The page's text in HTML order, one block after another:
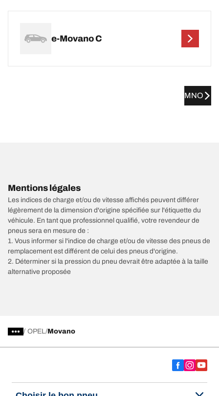
e-Movano C
MNO
Mentions légales
Les indices de charge et/ou de vitesse affichés peuvent différer
légèrement de la dimension d'origine spécifiée sur l'étiquette du
véhicule. En tant que professionnel qualifié, votre revendeur de
pneus sera en mesure de :
1. Vous informer si l'indice de charge et/ou de vitesse des pneus de
remplacement est différent de celui des pneus d'origine.
2. Déterminer si la pression du pneu devrait être adaptée à la taille
alternative proposée
/ OPEL Movano